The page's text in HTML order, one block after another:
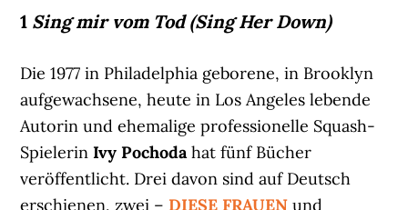
1 Sing mir vom Tod (Sing Her Down)
Die 1977 in Philadelphia geborene, in Brooklyn
aufgewachsene, heute in Los Angeles lebende
Autorin und ehemalige professionelle Squash-
SpielerinIvy Pochodahat fünf Bücher
veröffentlicht. Drei davon sind auf Deutsch
erschienen, zwei – DIESE FRAUEN und